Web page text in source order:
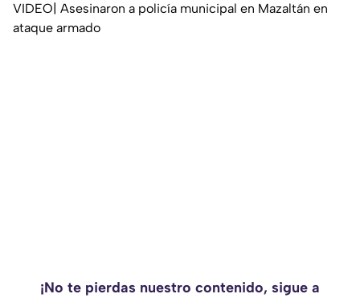
VIDEO| Asesinaron a policía municipal en Mazaltán en
ataque armado
¡No te pierdas nuestro contenido, sigue a